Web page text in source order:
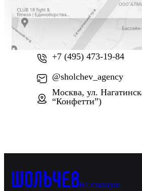
+7 (800) 777-61-74
+7 (495) 473-19-84
@sholchev_agency
Москва, ул.
“Конфетти”)
На главную